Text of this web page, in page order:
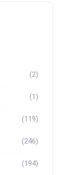
(2)
(1)
(119)
(246)
(194)